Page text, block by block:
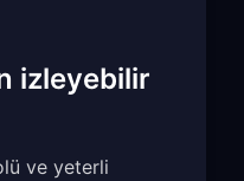
izleyebilir
ve yeterli